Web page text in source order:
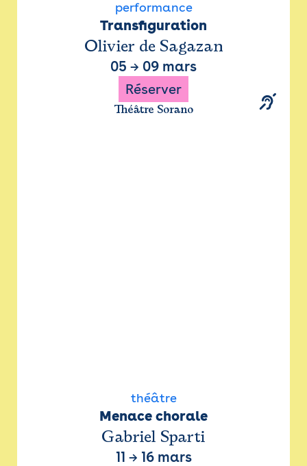
performance
Transfiguration
Olivier de Sagazan
05 → 09 mars
Réserver
Théâtre Sorano
théâtre
Menace chorale
Gabriel Sparti
11 → 16 mars